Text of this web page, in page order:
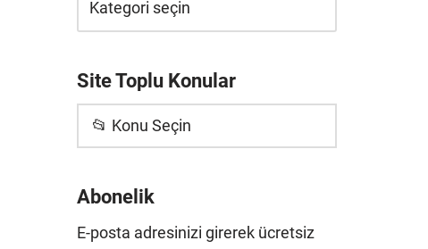
Site Toplu Konular
📂 Konu Seçin
Abonelik
E-posta adresinizi girerek ücretsiz